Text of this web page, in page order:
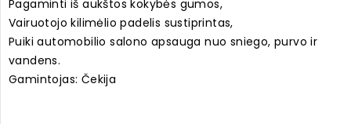
Pagaminti iš aukštos kokybės gumos,
Vairuotojo kilimėlio padelis sustiprintas,
Puiki automobilio salono apsauga nuo sniego, purvo ir
vandens.
Gamintojas: Čekija